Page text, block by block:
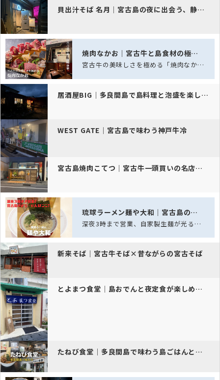
貝出汁そば 名月｜宮古島の夜に出会う、静かな一杯
居酒屋BIG｜多良間島で島料理と泡盛を楽しむ夜の定番居酒屋【豆腐チャ…
WEST GATE｜宮古島で味わう神戸牛冷
宮古島焼肉こてつ｜宮古牛一頭買いの名店が進化
新来そば｜宮古牛そば×昔ながらの宮古そば
とよまつ食堂｜島おでんと夜定食が楽しめる、宮古島のありがたい一軒
たねび食堂｜多良間島で味わう島ごはんと多良間そば｜昼は食堂・夜は居酒…
焼肉なかお｜宮古牛と島食材の極上焼肉
宮古牛の美味しさを極める「焼肉なかお」──五感を満たす、島の極上焼肉体験
琉球ラーメン麺や大和｜宮古島の深夜ラーメン酒場
深夜3時まで営業、自家製生麺が光る宮古島の夜ラーメン酒場